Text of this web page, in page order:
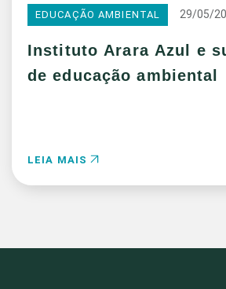
EDUCAÇÃO AMBIENTAL 29/05/
Instituto Arara Azul e
de educação ambiental
LEIA MAIS